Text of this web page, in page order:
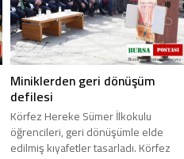
Miniklerden geri dönüşüm
defilesi
Körfez Hereke Sümer İlkokulu
öğrencileri, geri dönüşümle elde
edilmiş kıyafetler tasarladı. Körfez